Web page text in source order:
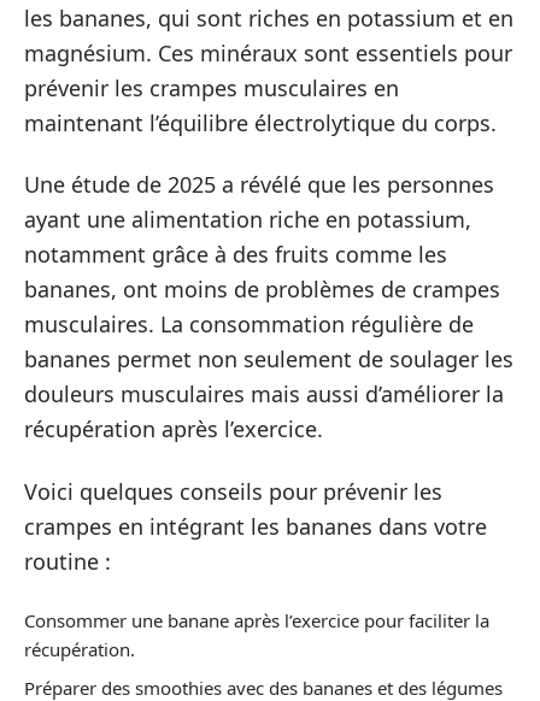
les bananes, qui sont riches en potassium et en
magnésium. Ces minéraux sont essentiels pour
prévenir les crampes musculaires en
maintenant l’équilibre électrolytique du corps.
Une étude de 2025 a révélé que les personnes
ayant une alimentation riche en potassium,
notamment grâce à des fruits comme les
bananes, ont moins de problèmes de crampes
musculaires. La consommation régulière de
bananes permet non seulement de soulager les
douleurs musculaires mais aussi d’améliorer la
récupération après l’exercice.
Voici quelques conseils pour prévenir les
crampes en intégrant les bananes dans votre
routine :
Consommer une banane après l’exercice pour faciliter la
récupération.
Préparer des smoothies avec des bananes et des légumes